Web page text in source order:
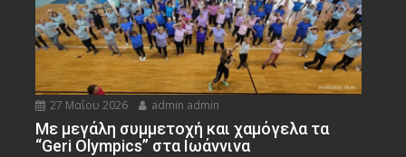
27 Μαΐου 2026 admin admin
Με μεγάλη συμμετοχή και χαμόγελα τα
“Geri Olympics” στα Ιωάννινα